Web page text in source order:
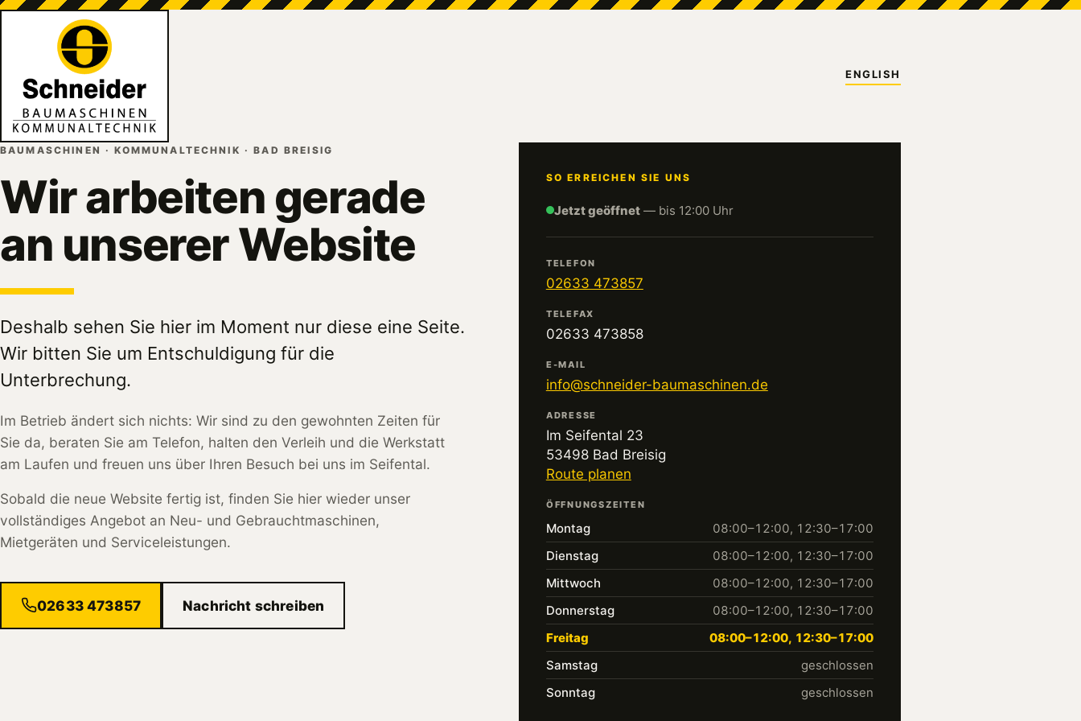
ENGLISH
BAUMASCHINEN · KOMMUNALTECHNIK · BAD BREISIG
Wir arbeiten gerade
an unserer Website
Deshalb sehen Sie hier im Moment nur diese eine Seite.
Wir bitten Sie um Entschuldigung für die
Unterbrechung.
Im Betrieb ändert sich nichts: Wir sind zu den gewohnten Zeiten für
Sie da, beraten Sie am Telefon, halten den Verleih und die Werkstatt
am Laufen und freuen uns über Ihren Besuch bei uns im Seifental.
Sobald die neue Website fertig ist, finden Sie hier wieder unser
vollständiges Angebot an Neu- und Gebrauchtmaschinen,
Mietgeräten und Serviceleistungen.
02633 473857 Nachricht schreiben
SO ERREICHEN SIE UNS
Jetzt geöffnet— bis 12:00 Uhr
TELEFON
02633 473857
TELEFAX
02633 473858
E-MAIL
info@schneider-baumaschinen.de
ADRESSE
Im Seifental 23
53498 Bad Breisig
Route planen
ÖFFNUNGSZEITEN
Montag
08:00–12:00, 12:30–17:00
Dienstag
08:00–12:00, 12:30–17:00
Mittwoch
08:00–12:00, 12:30–17:00
Donnerstag
08:00–12:00, 12:30–17:00
Freitag
08:00–12:00, 12:30–17:00
Samstag
geschlossen
Sonntag
geschlossen